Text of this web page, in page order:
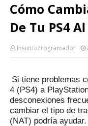
Cómo
De Tu PS4
InstintoProgramador
Si tiene problemas
4 (PS4) a
desconexiones
cambiar el tipo de
(NAT) podría ayudar.